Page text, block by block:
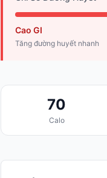
Cao GI
Tăng đường huyết nhanh
70
Calo